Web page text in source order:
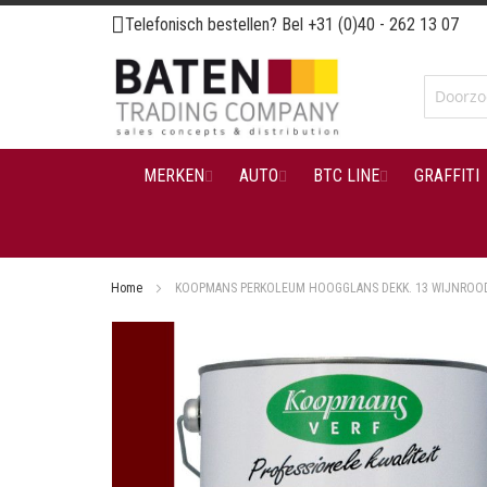
Ga
naar
de
inhoud
Telefonisch bestellen? Bel +31 (0)40 - 262 13 07
MERKEN AUTO BTC LINE GRAFFITI
Home KOOPMANS PERKOLEUM HOOGGLANS DEKK. 13
afbeeldingen-